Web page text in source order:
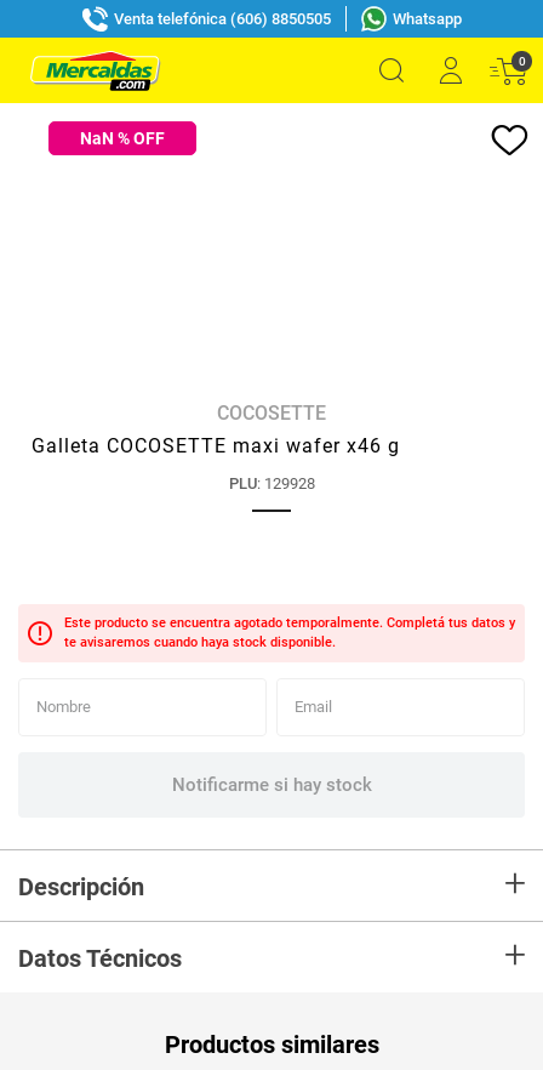
Venta telefónica (606) 8850505 Whatsapp
0
NaN % OFF
COCOSETTE
Galleta COCOSETTE maxi wafer x46 g
PLU: 129928
Descripción +
Datos Técnicos +
Productos similares